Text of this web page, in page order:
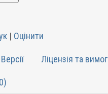
| Оцінити
Версії Ліцензія та